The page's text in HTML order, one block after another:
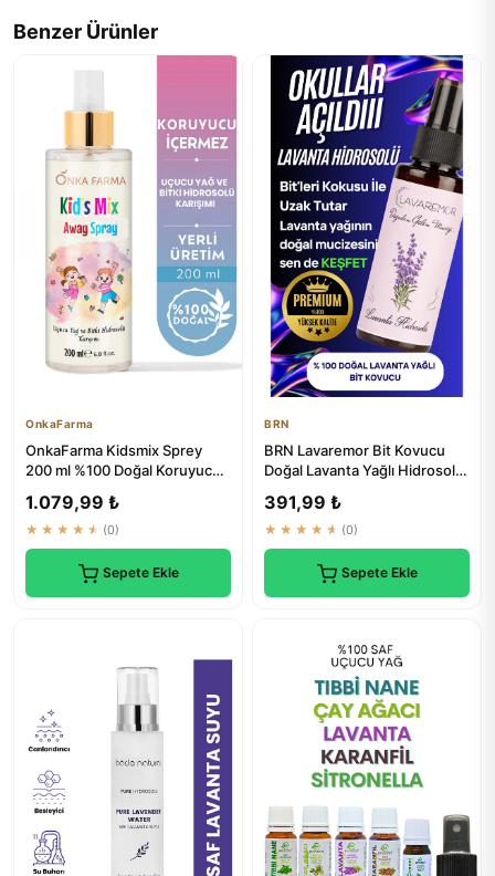
Benzer Ürünler
OnkaFarma
OnkaFarma Kidsmix Sprey
200 ml %100 Doğal Koruyucu
1.079,99 ₺
★★★★★ (0)
Sepete Ekle
BRN
BRN Lavaremor Bit Kovucu
Doğal Lavanta Yağlı Hidrosol
391,99 ₺
★★★★★ (0)
Sepete Ekle